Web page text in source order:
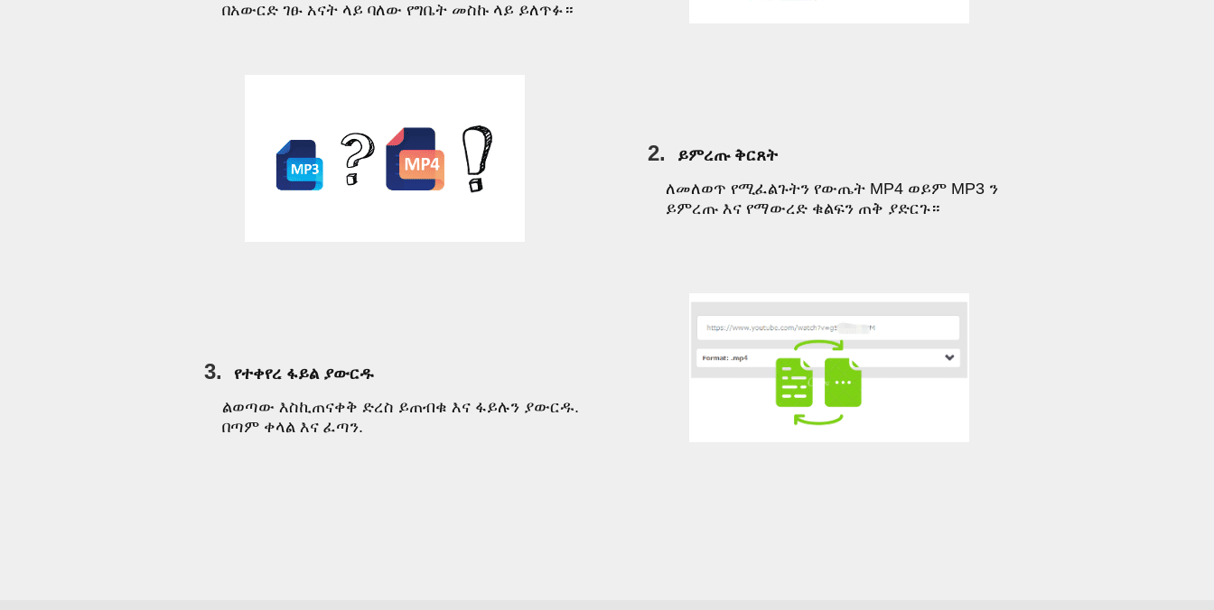
በአውርድ ገፁ አናት ላይ ባለው የግቤት መስኩ ላይ ይለጥፉ።
2.
ይምረጡ ቅርጸት
ለመለወጥ የሚፈልጉትን የውጤት MP4 ወይም MP3 ን
ይምረጡ እና የማውረድ ቁልፍን ጠቅ ያድርጉ።
3.
የተቀየረ ፋይል ያውርዱ
ልወጣው እስኪጠናቀቅ ድረስ ይጠብቁ እና ፋይሉን ያውርዱ.
በጣም ቀላል እና ፈጣን.